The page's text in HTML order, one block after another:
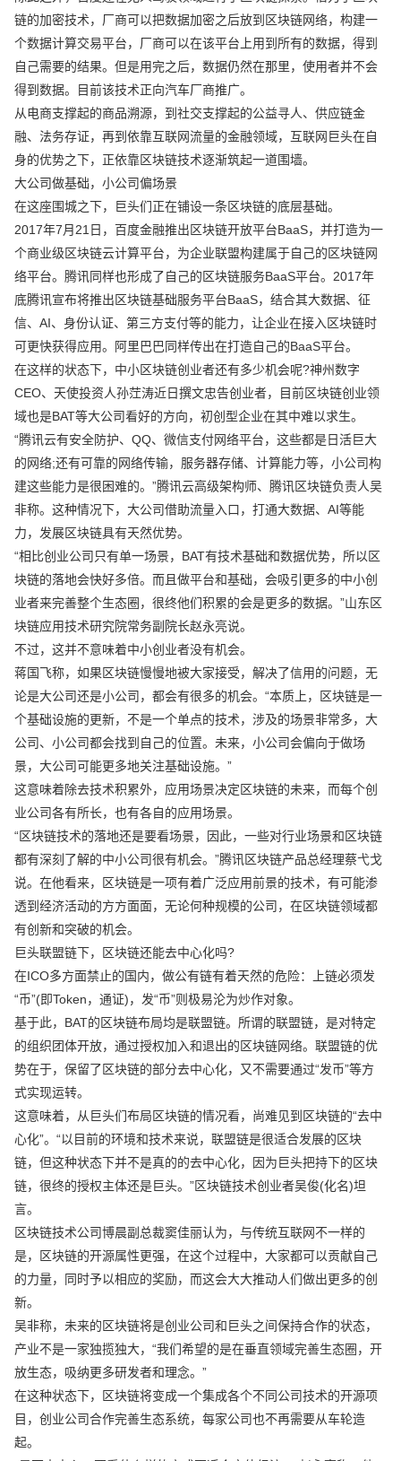
链的加密技术，厂商可以把数据加密之后放到区块链网络，构建一
个数据计算交易平台，厂商可以在该平台上用到所有的数据，得到
自己需要的结果。但是用完之后，数据仍然在那里，使用者并不会
得到数据。目前该技术正向汽车厂商推广。
从电商支撑起的商品溯源，到社交支撑起的公益寻人、供应链金
融、法务存证，再到依靠互联网流量的金融领域，互联网巨头在自
身的优势之下，正依靠区块链技术逐渐筑起一道围墙。
大公司做基础，小公司偏场景
在这座围城之下，巨头们正在铺设一条区块链的底层基础。
2017年7月21日，百度金融推出区块链开放平台BaaS，并打造为一
个商业级区块链云计算平台，为企业联盟构建属于自己的区块链网
络平台。腾讯同样也形成了自己的区块链服务BaaS平台。2017年
底腾讯宣布将推出区块链基础服务平台BaaS，结合其大数据、征
信、AI、身份认证、第三方支付等的能力，让企业在接入区块链时
可更快获得应用。阿里巴巴同样传出在打造自己的BaaS平台。
在这样的状态下，中小区块链创业者还有多少机会呢?神州数字
CEO、天使投资人孙茳涛近日撰文忠告创业者，目前区块链创业领
域也是BAT等大公司看好的方向，初创型企业在其中难以求生。
“腾讯云有安全防护、QQ、微信支付网络平台，这些都是日活巨大
的网络;还有可靠的网络传输，服务器存储、计算能力等，小公司构
建这些能力是很困难的。”腾讯云高级架构师、腾讯区块链负责人吴
非称。这种情况下，大公司借助流量入口，打通大数据、AI等能
力，发展区块链具有天然优势。
“相比创业公司只有单一场景，BAT有技术基础和数据优势，所以区
块链的落地会快好多倍。而且做平台和基础，会吸引更多的中小创
业者来完善整个生态圈，很终他们积累的会是更多的数据。”山东区
块链应用技术研究院常务副院长赵永亮说。
不过，这并不意味着中小创业者没有机会。
蒋国飞称，如果区块链慢慢地被大家接受，解决了信用的问题，无
论是大公司还是小公司，都会有很多的机会。“本质上，区块链是一
个基础设施的更新，不是一个单点的技术，涉及的场景非常多，大
公司、小公司都会找到自己的位置。未来，小公司会偏向于做场
景，大公司可能更多地关注基础设施。”
这意味着除去技术积累外，应用场景决定区块链的未来，而每个创
业公司各有所长，也有各自的应用场景。
“区块链技术的落地还是要看场景，因此，一些对行业场景和区块链
都有深刻了解的中小公司很有机会。”腾讯区块链产品总经理蔡弋戈
说。在他看来，区块链是一项有着广泛应用前景的技术，有可能渗
透到经济活动的方方面面，无论何种规模的公司，在区块链领域都
有创新和突破的机会。
巨头联盟链下，区块链还能去中心化吗?
在ICO多方面禁止的国内，做公有链有着天然的危险：上链必须发
“币”(即Token，通证)，发“币”则极易沦为炒作对象。
基于此，BAT的区块链布局均是联盟链。所谓的联盟链，是对特定
的组织团体开放，通过授权加入和退出的区块链网络。联盟链的优
势在于，保留了区块链的部分去中心化，又不需要通过“发币”等方
式实现运转。
这意味着，从巨头们布局区块链的情况看，尚难见到区块链的“去中
心化”。“以目前的环境和技术来说，联盟链是很适合发展的区块
链，但这种状态下并不是真的的去中心化，因为巨头把持下的区块
链，很终的授权主体还是巨头。”区块链技术创业者吴俊(化名)坦
言。
区块链技术公司博晨副总裁窦佳丽认为，与传统互联网不一样的
是，区块链的开源属性更强，在这个过程中，大家都可以贡献自己
的力量，同时予以相应的奖励，而这会大大推动人们做出更多的创
新。
吴非称，未来的区块链将是创业公司和巨头之间保持合作的状态，
产业不是一家独揽独大，“我们希望的是在垂直领域完善生态圈，开
放生态，吸纳更多研发者和理念。”
在这种状态下，区块链将变成一个集成各个不同公司技术的开源项
目，创业公司合作完善生态系统，每家公司也不再需要从车轮造
起。